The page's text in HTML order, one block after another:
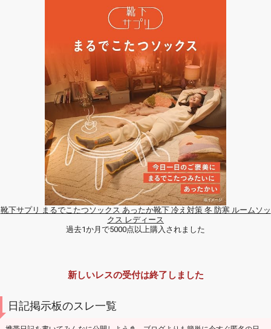
靴下サプリ まるでこたつソックス あったか靴下 冷え対策 冬 防寒 ルームソッ
クス レディース
過去1か月で5000点以上購入されました
新しいレスの受付は終了しました
日記掲示板のスレ一覧